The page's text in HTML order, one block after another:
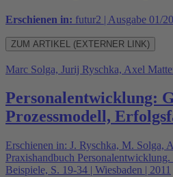
Erschienen in: futur2 | Ausgabe 01/
ZUM ARTIKEL (EXTERNER LINK)
Marc Solga, Jurij Ryschka, Axel
Personalentwicklung:
Prozessmodell,
Erschienen in: J. Ryschka, M. Solga,
Praxishandbuch
Beispiele, S. 19-34 | Wiesbaden | 2011